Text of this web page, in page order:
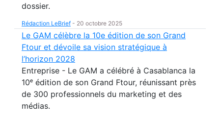
dossier.
Rédaction LeBrief - 20 octobre 2025
Le GAM célèbre la 10e édition de son Grand
Ftour et dévoile sa vision stratégique à
l’horizon 2028
Entreprise - Le GAM a célébré à Casablanca la
10ᵉ édition de son Grand Ftour, réunissant près
de 300 professionnels du marketing et des
médias.